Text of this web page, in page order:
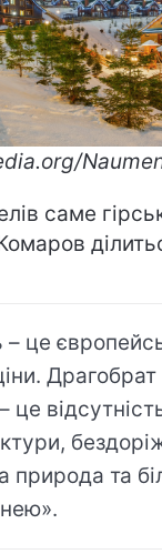
саме
– це
це
природа та